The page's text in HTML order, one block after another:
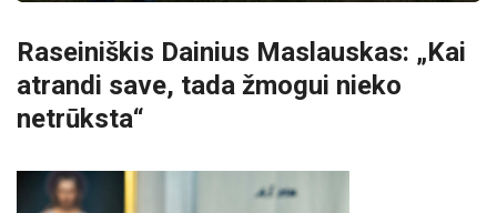
Raseiniškis Dainius Maslauskas: „Kai
atrandi save, tada žmogui nieko
netrūksta“